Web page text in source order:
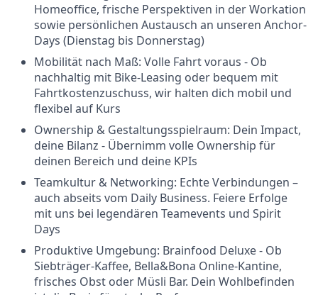
Homeoffice, frische Perspektiven in der Workation
sowie persönlichen Austausch an unseren Anchor-
Days (Dienstag bis Donnerstag)
Mobilität nach Maß: Volle Fahrt voraus - Ob
nachhaltig mit Bike-Leasing oder bequem mit
Fahrtkostenzuschuss, wir halten dich mobil und
flexibel auf Kurs
Ownership & Gestaltungsspielraum: Dein Impact,
deine Bilanz - Übernimm volle Ownership für
deinen Bereich und deine KPIs
Teamkultur & Networking: Echte Verbindungen –
auch abseits vom Daily Business. Feiere Erfolge
mit uns bei legendären Teamevents und Spirit
Days
Produktive Umgebung: Brainfood Deluxe - Ob
Siebträger-Kaffee, Bella&Bona Online-Kantine,
frisches Obst oder Müsli Bar. Dein Wohlbefinden